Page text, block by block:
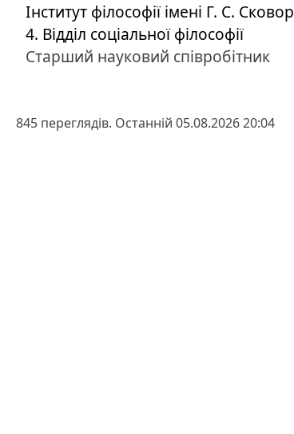
Інститут філософії імені Г. С.
4. Відділ соціальної філософії
Старший науковий співробітник
845 переглядів. Останній 05.08.2026 20:04